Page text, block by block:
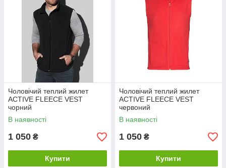
Чоловічий теплий жилет
ACTIVE FLEECE VEST
чорний
В наявності
1 050 ₴
Купити
Чоловічий теплий жилет
ACTIVE FLEECE VEST
червоний
В наявності
1 050 ₴
Купити